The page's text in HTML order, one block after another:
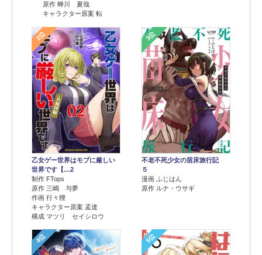
原作 蝉川 夏哉
キャラクター原案 転
2位
乙女ゲー世界はモブに厳しい
世界です【…2
制作 FTops
原作 三嶋 与夢
作画 行々狸
キャラクター原案 孟達
構成 マツリ セイシロウ
3位
不老不死少女の苗床旅行記
５
漫画 ふじはん
原作 ルナ・ウサギ
4位 5位